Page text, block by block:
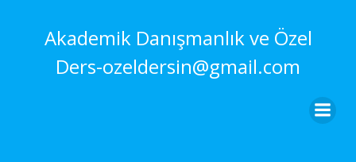
Akademik Danışmanlık ve Özel
Ders-ozeldersin@gmail.com